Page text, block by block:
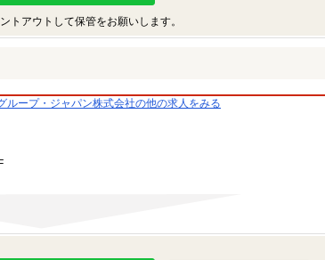
アウトして保管をお願いします。
ループ・ジャパン株式会社の他の求人をみる